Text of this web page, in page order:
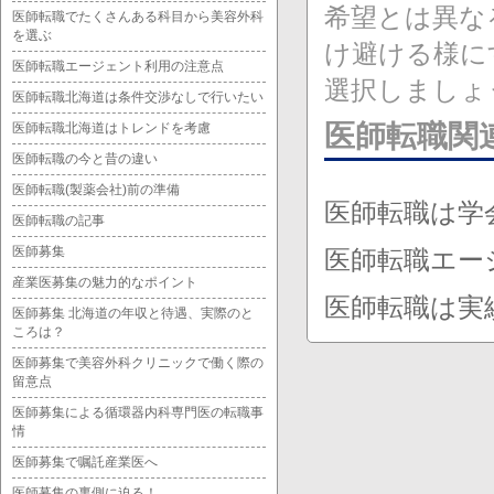
希望とは異
け避ける様
選択しましょ
医師転職関
医師転職は
医師転職エ
医師転職は
医師転職でたくさんある科目から美容外科
を選ぶ
医師転職エージェント利用の注意点
医師転職北海道は条件交渉なしで行いたい
医師転職北海道はトレンドを考慮
医師転職の今と昔の違い
医師転職(製薬会社)前の準備
医師転職の記事
医師募集
産業医募集の魅力的なポイント
医師募集 北海道の年収と待遇、実際のと
ころは？
医師募集で美容外科クリニックで働く際の
留意点
医師募集による循環器内科専門医の転職事
情
医師募集で嘱託産業医へ